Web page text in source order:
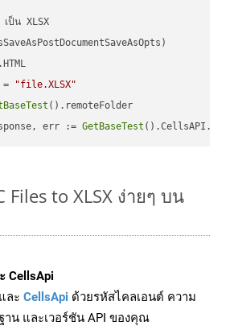
ป็น XLSX
=
"file.XLSX"
().remoteFolder
err := GetBaseTest ().CellsAPI.
Files to XLSX ง่ายๆ บน
CellsApi
และ CellsApi ด้วยรหัสไคลเอนต์ ความ
าน และเวอร์ชัน API ของคุณ